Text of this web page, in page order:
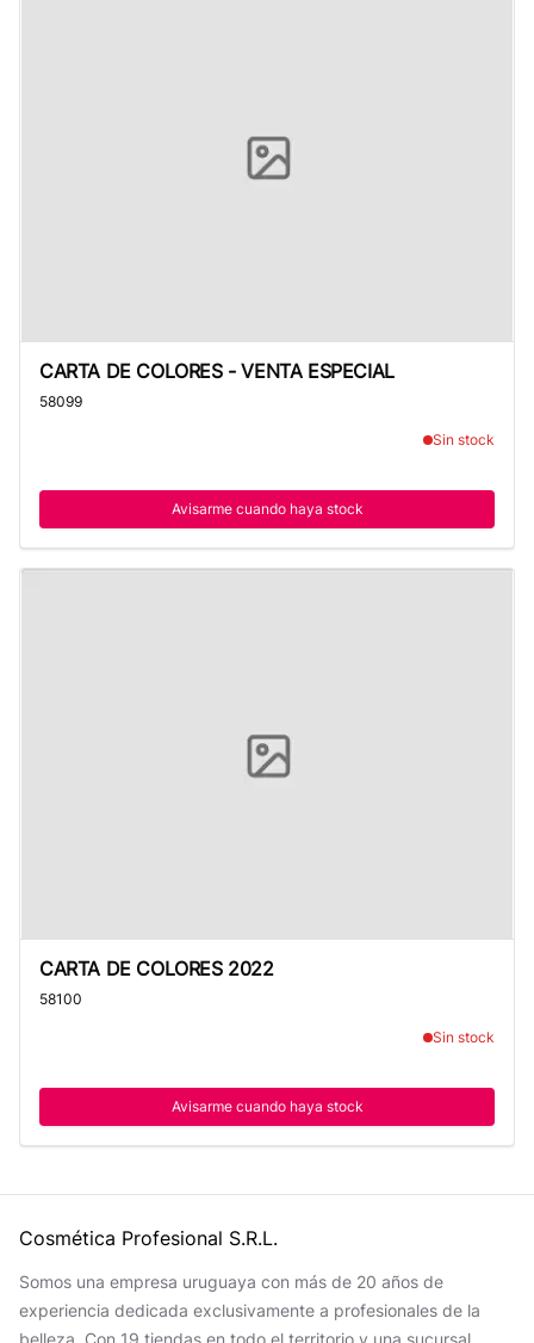
CARTA DE COLORES - VENTA ESPECIAL
58099
Sin stock
Avisarme cuando haya stock
CARTA DE COLORES 2022
58100
Sin stock
Avisarme cuando haya stock
Cosmética Profesional S.R.L.
Somos una empresa uruguaya con más de 20 años de
experiencia dedicada exclusivamente a profesionales de la
belleza. Con 19 tiendas en todo el territorio y una sucursal